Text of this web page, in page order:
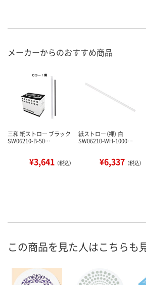
メーカーからのおすすめ商品
三和 紙ストロー ブラック
SW06210-B-50…
¥3,641 （税込）
紙ストロー（裸） 白
SW06210-WH-1000…
¥6,337 （税込）
この商品を見た人はこちらも